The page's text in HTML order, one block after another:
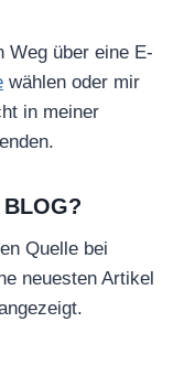
Weg über eine E-
wählen oder mir
in meiner
BLOG?
Quelle bei
neuesten Artikel